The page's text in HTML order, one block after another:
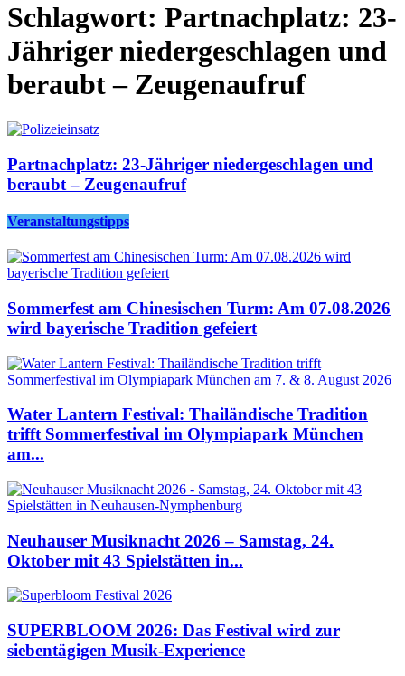
Schlagwort: Partnachplatz: 23-
Jähriger niedergeschlagen und
beraubt – Zeugenaufruf
Partnachplatz: 23-Jähriger niedergeschlagen und
beraubt – Zeugenaufruf
Veranstaltungstipps
Sommerfest am Chinesischen Turm: Am 07.08.2026
wird bayerische Tradition gefeiert
Water Lantern Festival: Thailändische Tradition
trifft Sommerfestival im Olympiapark München
am...
Neuhauser Musiknacht 2026 – Samstag, 24.
Oktober mit 43 Spielstätten in...
SUPERBLOOM 2026: Das Festival wird zur
siebentägigen Musik-Experience